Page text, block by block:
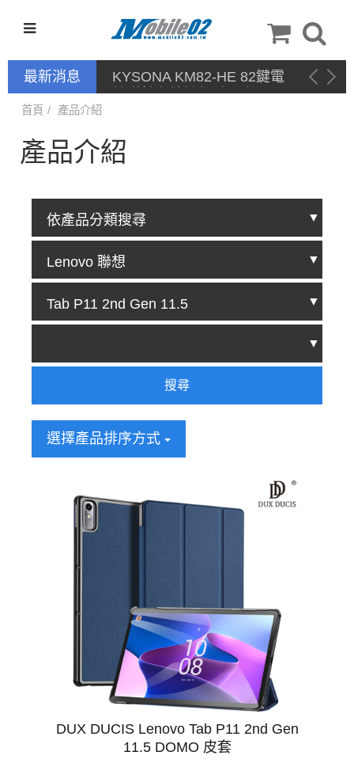
最新消息
KYSONA KM82-HE 82鍵電
競磁軸有線鍵盤 產品網頁驅
首頁 產品介紹
產品介紹
搜尋
選擇產品排序方式
DUX DUCIS Lenovo Tab P11 2nd Gen
11.5 DOMO 皮套